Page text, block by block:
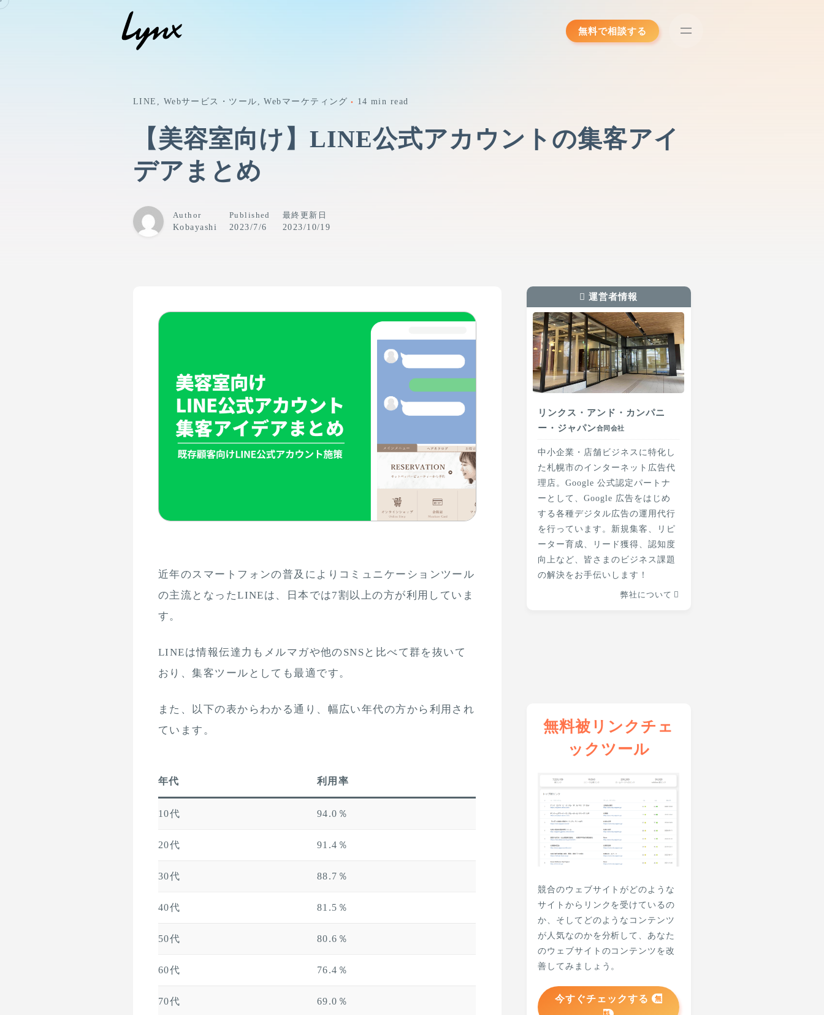
Skip
無料で相談する
LINE Webサービス・ツール Webマーケティング 14 min read
【美容室向け】LINE公式アカウントの集客アイ
デアまとめ
Author
Kobayashi
Published
2023/7/6
最終更新日
2023/10/19
近年のスマートフォンの普及によりコミュニケーションツール
の主流となったLINEは、日本では7割以上の方が利用していま
す。
LINEは情報伝達力もメルマガや他のSNSと比べて群を抜いて
おり、集客ツールとしても最適です。
また、以下の表からわかる通り、幅広い年代の方から利用され
ています。
年代 利用率
10代 94.0％
20代 91.4％
30代 88.7％
40代 81.5％
50代 80.6％
60代 76.4％
70代 69.0％
運営者情報
リンクス・アンド・カンパニ
ー・ジャパン合同会社
中小企業・店舗ビジネスに特化し
た札幌市のインターネット広告代
理店。Google 公式認定パートナ
ーとして、Google 広告をはじめ
する各種デジタル広告の運用代行
を行っています。新規集客、リピ
ーター育成、リード獲得、認知度
向上など、皆さまのビジネス課題
の解決をお手伝いします！
弊社について
無料被リンクチェ
ックツール
競合のウェブサイトがどのような
サイトからリンクを受けているの
か、そしてどのようなコンテンツ
が人気なのかを分析して、あなた
のウェブサイトのコンテンツを改
善してみましょう。
今すぐチェックする
無